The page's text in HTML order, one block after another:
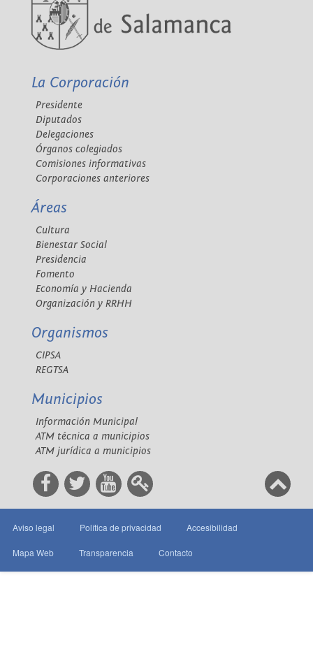
La Corporación
Presidente
Diputados
Delegaciones
Órganos colegiados
Comisiones informativas
Corporaciones anteriores
Áreas
Cultura
Bienestar Social
Presidencia
Fomento
Economía y Hacienda
Organización y RRHH
Organismos
CIPSA
REGTSA
Municipios
Información Municipal
ATM técnica a municipios
ATM jurídica a municipios
Aviso legal Política de privacidad Accesibilidad
Mapa Web Transparencia Contacto